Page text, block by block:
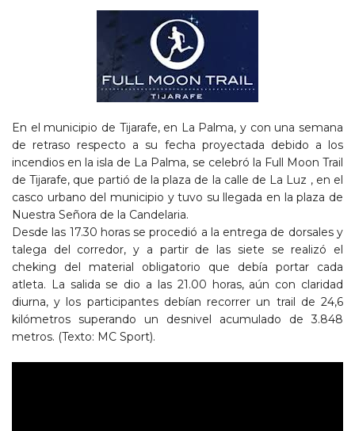
En el municipio de Tijarafe, en La Palma, y con una semana
de retraso respecto a su fecha proyectada debido a los
incendios en la isla de La Palma, se celebró la Full Moon Trail
de Tijarafe, que partió de la plaza de la calle de La Luz , en el
casco urbano del municipio y tuvo su llegada en la plaza de
Nuestra Señora de la Candelaria.
Desde las 17.30 horas se procedió a la entrega de dorsales y
talega del corredor, y a partir de las siete se realizó el
cheking del material obligatorio que debía portar cada
atleta. La salida se dio a las 21.00 horas, aún con claridad
diurna, y los participantes debían recorrer un trail de 24,6
kilómetros superando un desnivel acumulado de 3.848
metros. (Texto: MC Sport).